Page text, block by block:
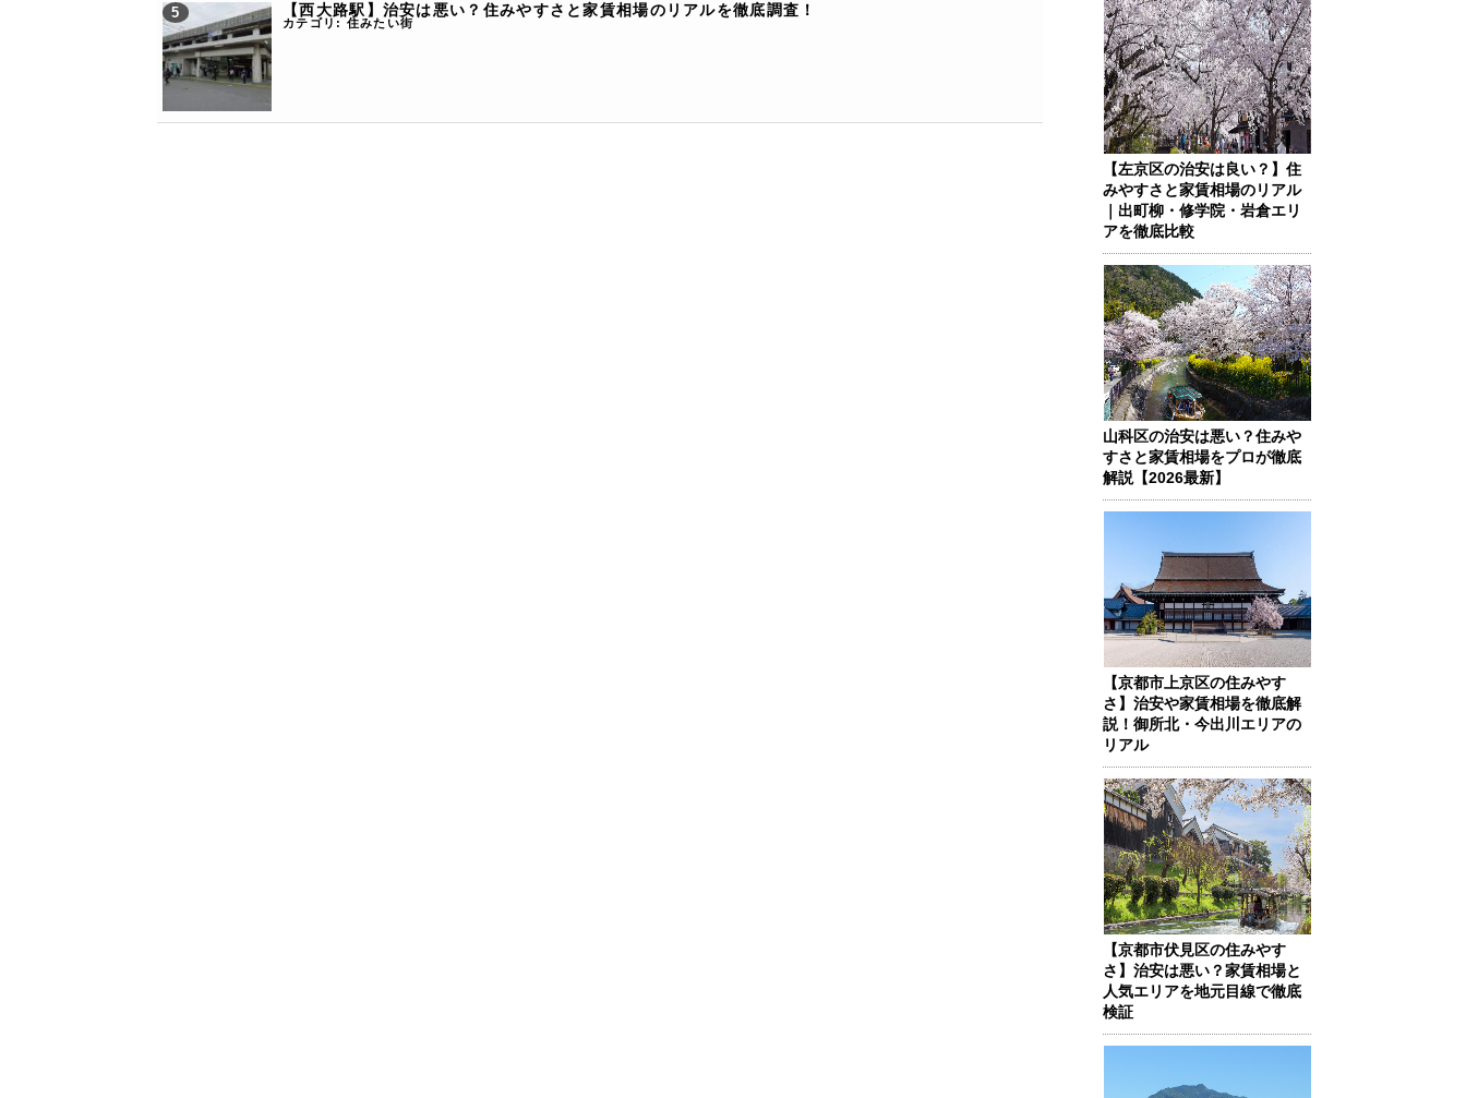
【西大路駅】治安は悪い？住みやすさと家賃相場のリアルを徹底調査！
カテゴリ: 住みたい街
【左京区の治安は良い？】住
みやすさと家賃相場のリアル
｜出町柳・修学院・岩倉エリ
アを徹底比較
山科区の治安は悪い？住みや
すさと家賃相場をプロが徹底
解説【2026最新】
【京都市上京区の住みやす
さ】治安や家賃相場を徹底解
説！御所北・今出川エリアの
リアル
【京都市伏見区の住みやす
さ】治安は悪い？家賃相場と
人気エリアを地元目線で徹底
検証